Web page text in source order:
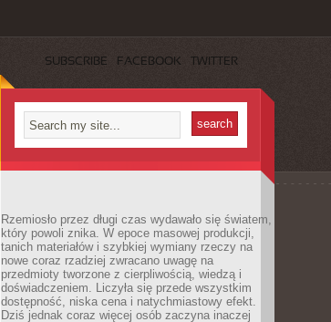
SUBSCRIBE FACEBOOK TWITTER
Rzemiosło przez długi czas wydawało się światem,
który powoli znika. W epoce masowej produkcji,
tanich materiałów i szybkiej wymiany rzeczy na
nowe coraz rzadziej zwracano uwagę na
przedmioty tworzone z cierpliwością, wiedzą i
doświadczeniem. Liczyła się przede wszystkim
dostępność, niska cena i natychmiastowy efekt.
Dziś jednak coraz więcej osób zaczyna inaczej